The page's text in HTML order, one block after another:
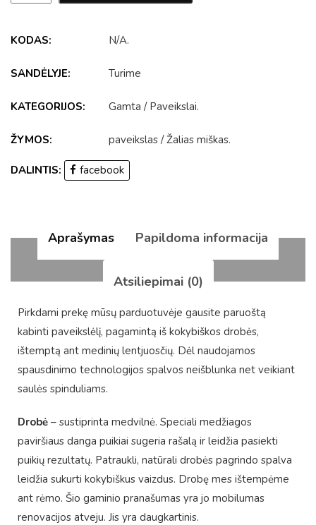
KODAS: N/A.
SANDĖLYJE: Turime
KATEGORIJOS: Gamta / Paveikslai.
ŽYMOS: paveikslas /Žalias miškas.
DALINTIS: facebook
Aprašymas Papildoma informacija
Atsiliepimai (0)
Pirkdami prekę mūsų parduotuvėje gausite paruoštą
kabinti paveikslėlį, pagamintą iš kokybiškos drobės,
ištemptą ant medinių lentjuosčių. Dėl naudojamos
spausdinimo technologijos spalvos neišblunka net veikiant
saulės spinduliams.
Drobė – sustiprinta medvilnė. Speciali medžiagos
paviršiaus danga puikiai sugeria rašalą ir leidžia pasiekti
puikių rezultatų. Patraukli, natūrali drobės pagrindo spalva
leidžia sukurti kokybiškus vaizdus. Drobę mes ištempėme
ant rėmo. Šio gaminio pranašumas yra jo mobilumas
renovacijos atveju. Jis yra daugkartinis.